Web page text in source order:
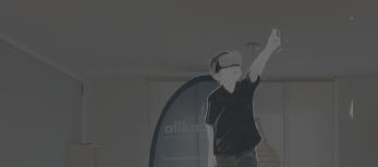
Wir verwenden Matterport, um Inhalte
einzubetten. Dieser Service kann Daten zu
Aktivitäten sammeln. Bitte lesen Sie die
durch und stimmen Sie der Nutzung des
zu, um diese Inhalte anzuzeigen.